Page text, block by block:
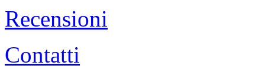
Recensioni
Contatti